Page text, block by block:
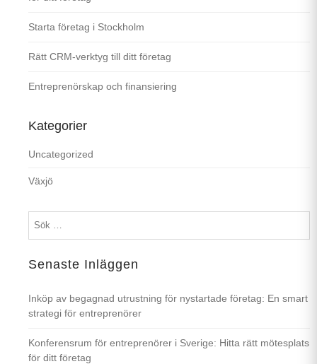
Starta företag i Stockholm
Rätt CRM-verktyg till ditt företag
Entreprenörskap och finansiering
Kategorier
Uncategorized
Växjö
Senaste Inläggen
Inköp av begagnad utrustning för nystartade företag: En smart
strategi för entreprenörer
Konferensrum för entreprenörer i Sverige: Hitta rätt mötesplats
för ditt företag